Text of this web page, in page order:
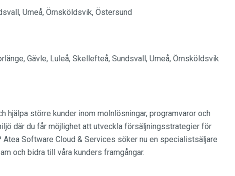
Umeå, Örnsköldsvik, Östersund
Gävle, Luleå, Skellefteå, Sundsvall, Umeå, Örnsköldsvik
hjälpa större kunder inom molnlösningar, programvaror och
där du får möjlighet att utveckla försäljningsstrategier för
Software Cloud & Services söker nu en specialistsäljare
och bidra till våra kunders framgångar.